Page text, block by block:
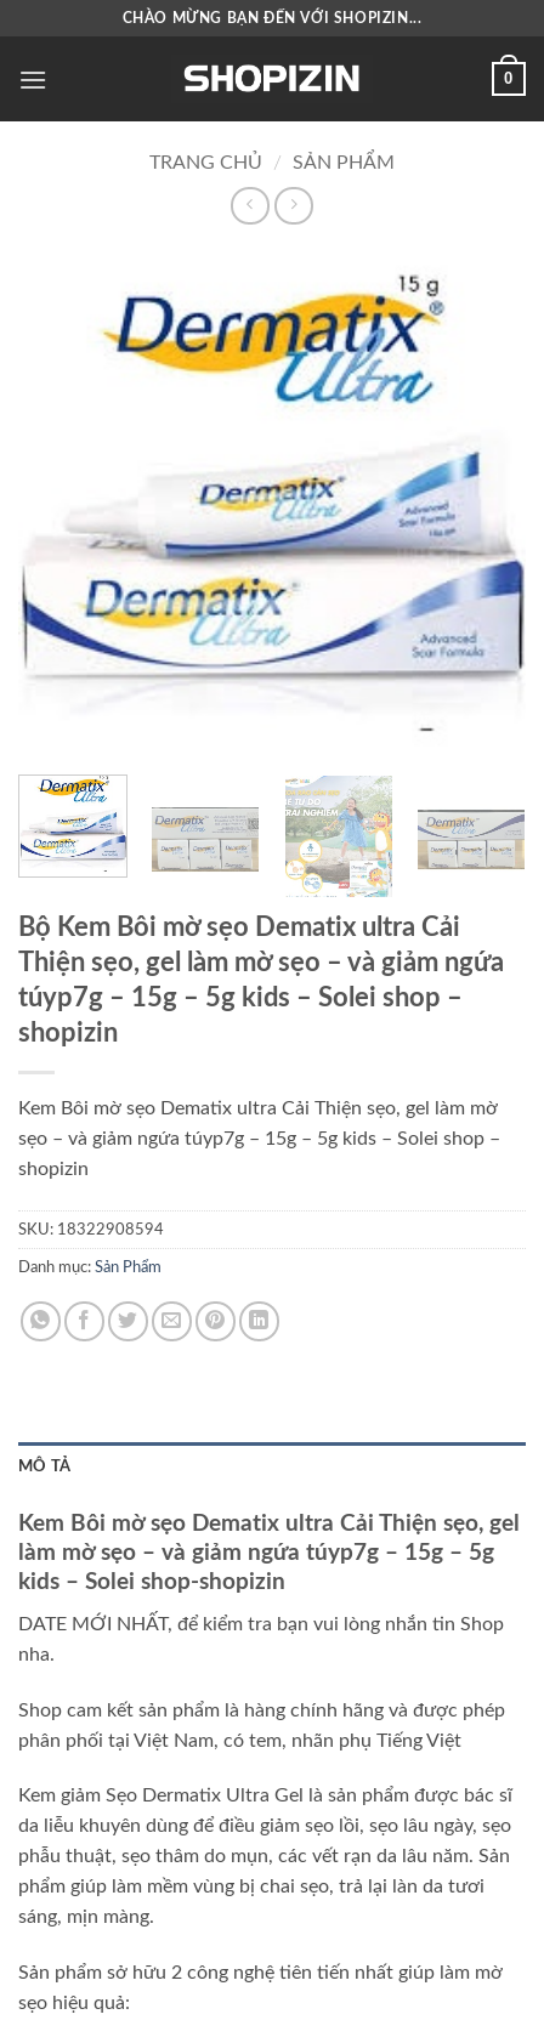
nội
CHÀO MỪNG BẠN ĐẾN VỚI SHOPIZIN...
0
TRANG CHỦ / SẢN PHẨM
Bộ Kem Bôi mờ sẹo Dematix ultra Cải
Thiện sẹo, gel làm mờ sẹo – và giảm ngứa
túyp7g – 15g – 5g kids – Solei shop –
shopizin
Kem Bôi mờ sẹo Dematix ultra Cải Thiện sẹo, gel làm mờ
sẹo – và giảm ngứa túyp7g – 15g – 5g kids – Solei shop –
shopizin
SKU: 18322908594
Danh mục: Sản Phẩm
MÔ TẢ
Kem Bôi mờ sẹo Dematix ultra Cải Thiện sẹo, gel
làm mờ sẹo – và giảm ngứa túyp7g – 15g – 5g
kids – Solei shop-shopizin
DATE MỚI NHẤT, để kiểm tra bạn vui lòng nhắn tin Shop
nha.
Shop cam kết sản phẩm là hàng chính hãng và được phép
phân phối tại Việt Nam, có tem, nhãn phụ Tiếng Việt
Kem giảm Sẹo Dermatix Ultra Gel là sản phẩm được bác sĩ
da liễu khuyên dùng để điều giảm sẹo lồi, sẹo lâu ngày, sẹo
phẫu thuật, sẹo thâm do mụn, các vết rạn da lâu năm. Sản
phẩm giúp làm mềm vùng bị chai sẹo, trả lại làn da tươi
sáng, mịn màng.
Sản phẩm sở hữu 2 công nghệ tiên tiến nhất giúp làm mờ
sẹo hiệu quả: